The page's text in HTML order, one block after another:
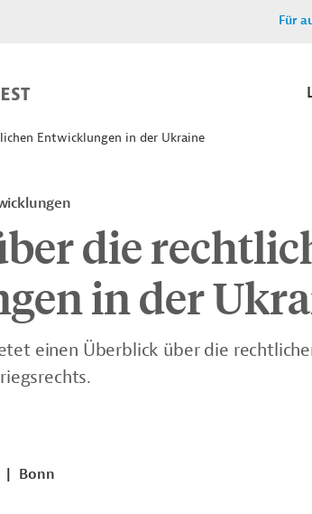
Für
Entwicklungen in der Ukraine
die
in der
einen Überblick über die
Bonn